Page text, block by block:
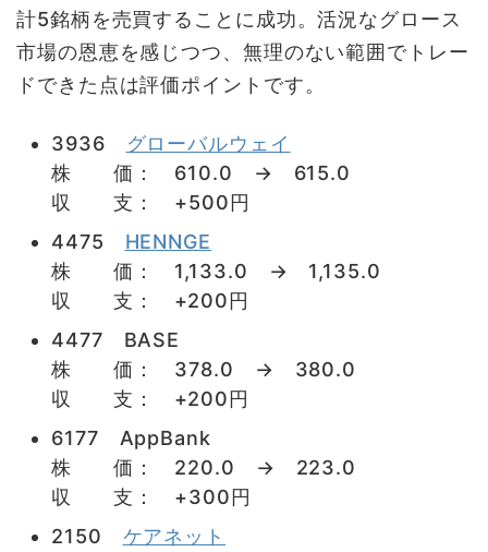
計5銘柄を売買することに成功。活況なグロース
市場の恩恵を感じつつ、無理のない範囲でトレー
ドできた点は評価ポイントです。
3936
グローバルウェイ
株 価： 610.0 → 615.0
収 支： +500円
4475 HENNGE
株 価： 1,133.0 → 1,135.0
収 支： +200円
4477 BASE
株 価： 378.0 → 380.0
収 支： +200円
6177 AppBank
株 価： 220.0 → 223.0
収 支： +300円
2150 ケアネット